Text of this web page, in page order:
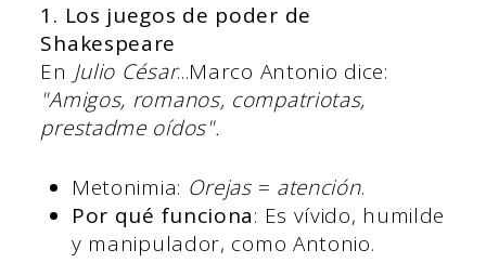
1. Los juegos de poder de
Shakespeare
En Julio César...Marco Antonio dice:
"Amigos, romanos, compatriotas,
prestadme oídos".
Metonimia: Orejas= atención.
Por qué funciona: Es vívido, humilde
y manipulador, como Antonio.